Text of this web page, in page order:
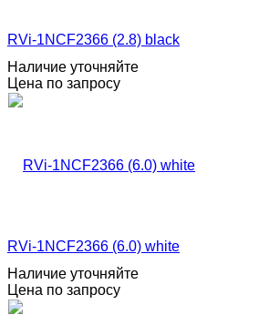
RVi-1NCF2366 (2.8) black
Наличие уточняйте
Цена по запросу
RVi-1NCF2366 (6.0) white
Наличие уточняйте
Цена по запросу